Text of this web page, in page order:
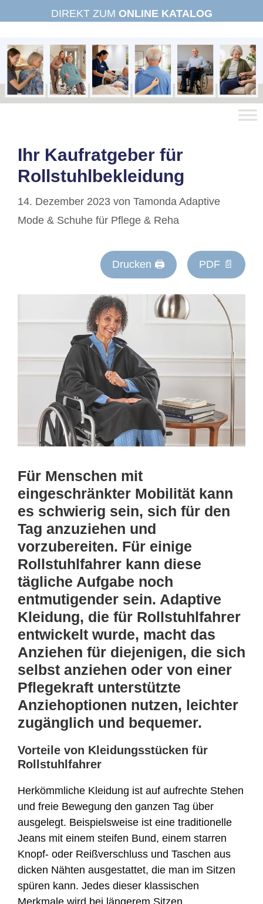
Inhalt
DIREKT ZUM ONLINE KATALOG
Ihr Kaufratgeber für
Rollstuhlbekleidung
14. Dezember 2023 von Tamonda Adaptive
Mode & Schuhe für Pflege & Reha
Drucken 🖨 PDF 📄
Für Menschen mit
eingeschränkter Mobilität kann
es schwierig sein, sich für den
Tag anzuziehen und
vorzubereiten. Für einige
Rollstuhlfahrer kann diese
tägliche Aufgabe noch
entmutigender sein. Adaptive
Kleidung, die für Rollstuhlfahrer
entwickelt wurde, macht das
Anziehen für diejenigen, die sich
selbst anziehen oder von einer
Pflegekraft unterstützte
Anziehoptionen nutzen, leichter
zugänglich und bequemer.
Vorteile von Kleidungsstücken für
Rollstuhlfahrer
Herkömmliche Kleidung ist auf aufrechte Stehen
und freie Bewegung den ganzen Tag über
ausgelegt. Beispielsweise ist eine traditionelle
Jeans mit einem steifen Bund, einem starren
Knopf- oder Reißverschluss und Taschen aus
dicken Nähten ausgestattet, die man im Sitzen
spüren kann. Jedes dieser klassischen
Merkmale wird bei längerem Sitzen